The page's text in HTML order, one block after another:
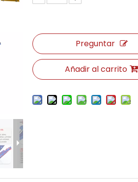
Preguntar
Añadir al carrito